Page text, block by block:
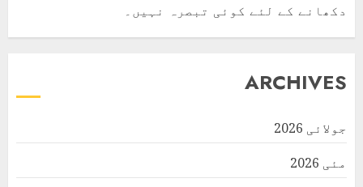
دکھانے کے لئے کوئی تبصرہ نہیں۔
ARCHIVES
جولائی 2026
مئی 2026